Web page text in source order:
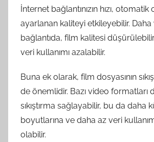
İnternet bağlantınızın hızı, otomatik
ayarlanan kaliteyi etkileyebilir.
bağlantıda, film kalitesi
veri kullanımı azalabilir.
Buna ek olarak, film dosyasının
de önemlidir. Bazı video formatları
sıkıştırma sağlayabilir, bu da daha
boyutlarına ve daha az veri
olabilir.